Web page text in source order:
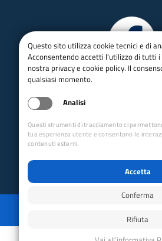
Powered
Questo sito utilizza cookie tecnici e di
Acconsentendo accetti l'utilizzo di tutti
nostra privacy e cookie policy. Il
qualsiasi momento.
Analisi
Questi strumenti di tracciamento ci
tua esperienza utente e consentono le
contenuti esterni.
Accetta
Conferma
Rifiuta